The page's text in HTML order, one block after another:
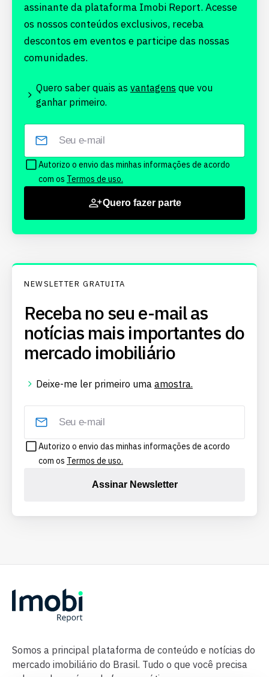
assinante da plataforma Imobi Report. Acesse
os nossos conteúdos exclusivos, receba
descontos em eventos e participe das nossas
comunidades.
Quero saber quais as vantagens que vou
ganhar primeiro.
Autorizo o envio das minhas informações de acordo
com os Termos de uso.
Quero fazer parte
NEWSLETTER GRATUITA
Receba no seu e-mail as
notícias mais importantes do
mercado imobiliário
Deixe-me ler primeiro uma amostra.
Autorizo o envio das minhas informações de acordo
com os Termos de uso.
Assinar Newsletter
Somos a principal plataforma de conteúdo e notícias do
mercado imobiliário do Brasil. Tudo o que você precisa